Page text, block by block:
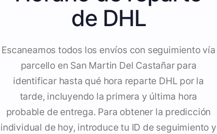
de DHL
Escaneamos todos los envíos con seguimiento vía
parcello en San Martin Del Castañar para
identificar hasta qué hora reparte DHL por la
tarde, incluyendo la primera y última hora
probable de entrega. Para obtener la predicción
individual de hoy, introduce tu ID de seguimiento y